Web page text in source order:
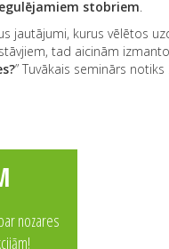
stobriem.
jautājumi, kurus vēlētos
tad aicinām
” Tuvākais seminārs
nozares